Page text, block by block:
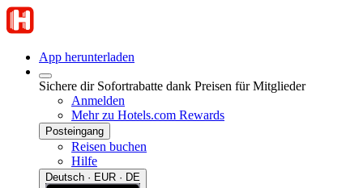
App herunterladen
Sichere dir Sofortrabatte dank Preisen für Mitglieder
Anmelden
Mehr zu Hotels.com Rewards
Posteingang
Reisen buchen
Hilfe
Deutsch · EUR · DE